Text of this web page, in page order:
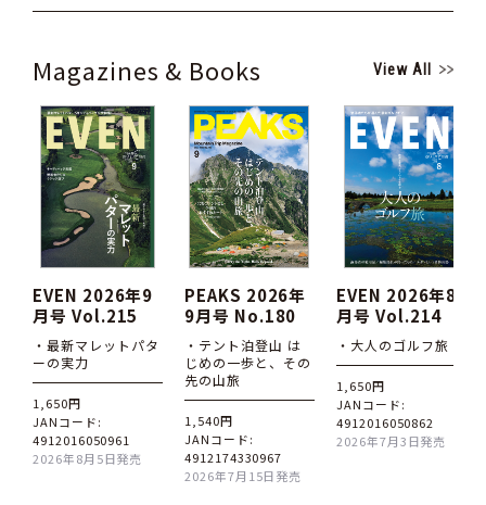
Magazines & Books View All
EVEN 2026年9
月号 Vol.215
・最新マレットパタ
ーの実力
1,650円
JANコード:
4912016050961
2026年8月5日発売
PEAKS 2026年
9月号 No.180
・テント泊登山 は
じめの一歩と、その
先の山旅
1,540円
JANコード:
4912174330967
2026年7月15日発売
EVEN 2026年8
月号 Vol.214
・大人のゴルフ旅
1,650円
JANコード:
4912016050862
2026年7月3日発売